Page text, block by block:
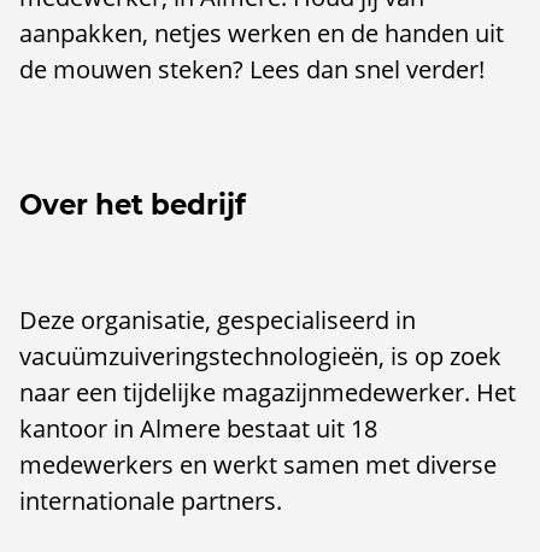
aanpakken, netjes werken en de handen uit
de mouwen steken? Lees dan snel verder!
Over het bedrijf
Deze organisatie, gespecialiseerd in
vacuümzuiveringstechnologieën, is op zoek
naar een tijdelijke magazijnmedewerker. Het
kantoor in Almere bestaat uit 18
medewerkers en werkt samen met diverse
internationale partners.